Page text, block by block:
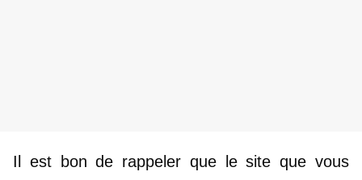
Il est bon de rappeler que le site que vous